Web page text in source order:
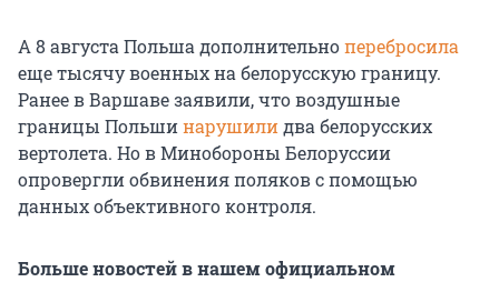
А 8 августа Польша дополнительноперебросила
еще тысячу военных на белорусскую границу.
Ранее в Варшаве заявили, что воздушные
границы Польшинарушилидва белорусских
вертолета. Но в Минобороны Белоруссии
опровергли обвинения поляков с помощью
данных объективного контроля.
Больше новостей в нашем официальном